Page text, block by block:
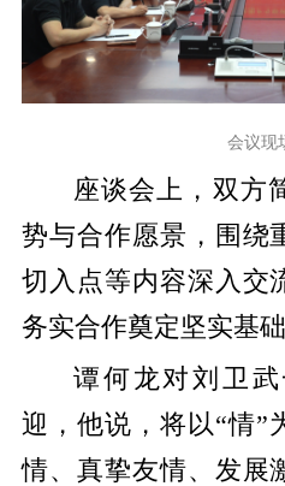
会议现
座谈会上，双方
势与合作愿景，围绕
切入点等内容深入交
务实合作奠定坚实基础
谭何龙对刘卫
迎，他说， 将 以“情”
情、真挚友情、发展